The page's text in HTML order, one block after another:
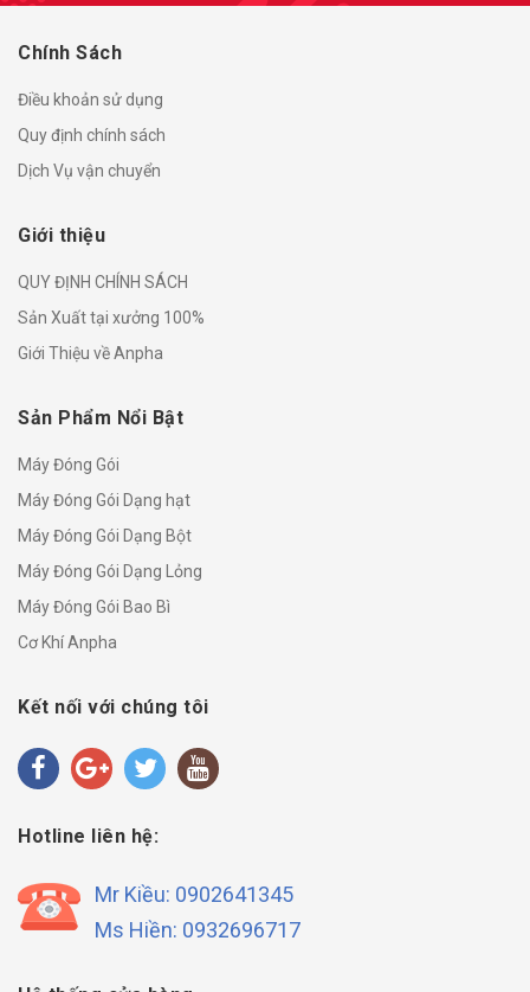
Chính Sách
Điều khoản sử dụng
Quy định chính sách
Dịch Vụ vận chuyển
Giới thiệu
QUY ĐỊNH CHÍNH SÁCH
Sản Xuất tại xưởng 100%
Giới Thiệu về Anpha
Sản Phẩm Nổi Bật
Máy Đóng Gói
Máy Đóng Gói Dạng hạt
Máy Đóng Gói Dạng Bột
Máy Đóng Gói Dạng Lỏng
Máy Đóng Gói Bao Bì
Cơ Khí Anpha
Kết nối với chúng tôi
Hotline liên hệ:
Mr Kiều: 0902641345
Ms Hiền: 0932696717